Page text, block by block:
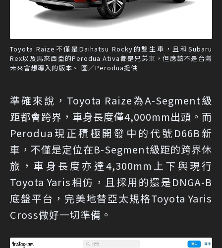
Toyota Raize不僅是Daihatsu Rocky的雙生車，且和Subaru
Rex以及馬來西亞的Perodua Ativa都是兄弟車，但應該不是台灣
未來會想導入的版本。 圖／Perodua提供
準確來說，Toyota Raize為A-Segment級
距都會跨界，車身長度僅4,000mm出頭。而
Perodua現正積極開發中的代號D66B新
車，不僅是定位在B-Segment級距的跨界休
旅，車身長度亦達4,300mm上下與現行
Toyota Yaris相仿，且採用的還是DNGA-B
底盤平台，完美地替亞太規格Toyota Yaris
Cross做好一切準備。